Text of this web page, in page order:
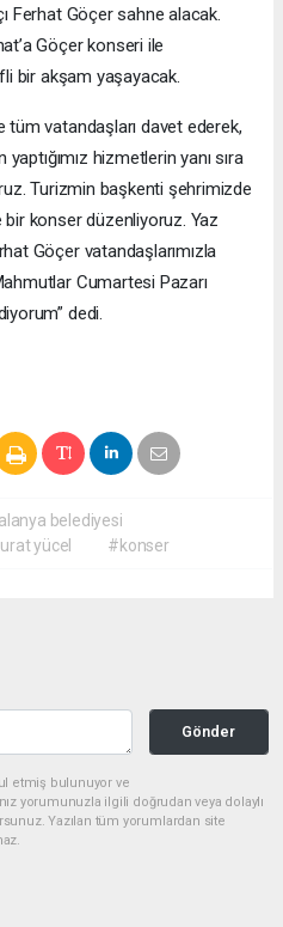
Ferhat Göçer sahne alacak.
Göçer konseri ile
bir akşam yaşayacak.
vatandaşları davet ederek,
yaptığımız hizmetlerin yanı sıra
Turizmin başkenti şehrimizde
bir konser düzenliyoruz. Yaz
Göçer vatandaşlarımızla
Cumartesi Pazarı
dedi.
belediyesi
yücel #konser
Gönder
etmiş bulunuyor ve
yorumunuzla ilgili doğrudan veya dolaylı
Yazılan tüm yorumlardan site